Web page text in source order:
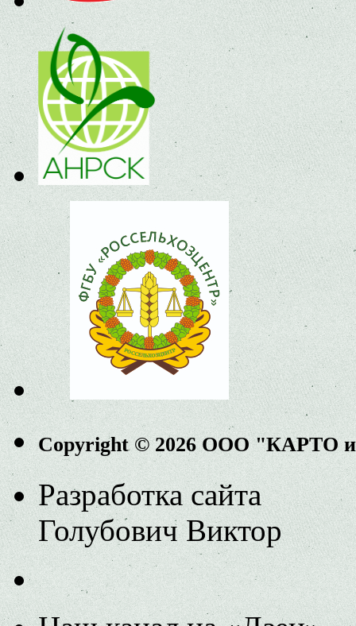
Copyright © 2026 ООО "КАРТО
Разработка сайта
Голубович Виктор